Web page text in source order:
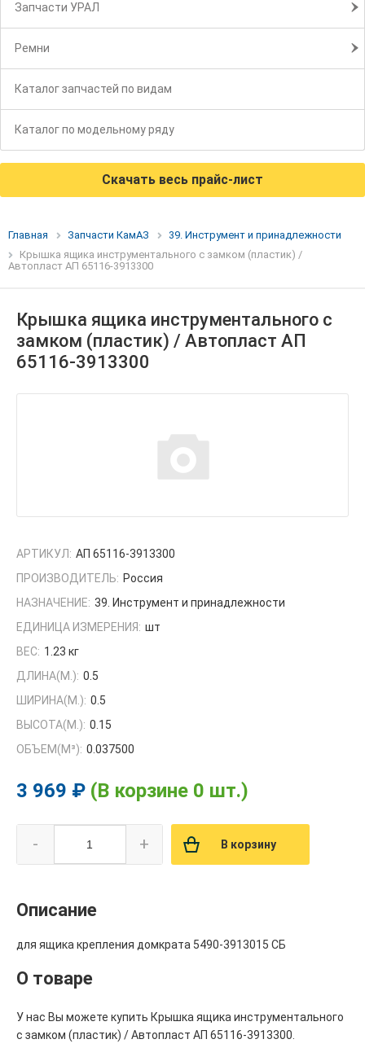
Запчасти УРАЛ
Ремни
Каталог запчастей по видам
Каталог по модельному ряду
Скачать весь прайс-лист
Главная Запчасти КамАЗ
39. Инструмент и принадлежности
Крышка ящика инструментального с замком (пластик) /
Автопласт АП 65116-3913300
Крышка ящика инструментального с
замком (пластик) / Автопласт АП
65116-3913300
АРТИКУЛ: АП 65116-3913300
ПРОИЗВОДИТЕЛЬ: Россия
НАЗНАЧЕНИЕ: 39. Инструмент и принадлежности
ЕДИНИЦА ИЗМЕРЕНИЯ: шт
ВЕС: 1.23 кг
ДЛИНА(М.): 0.5
ШИРИНА(М.): 0.5
ВЫСОТА(М.): 0.15
ОБЪЕМ(M³): 0.037500
3 969 ₽ (В корзине 0 шт.)
- + В корзину
Описание
для ящика крепления домкрата 5490-3913015 СБ
О товаре
У нас Вы можете купить Крышка ящика инструментального
с замком (пластик) / Автопласт АП 65116-3913300.